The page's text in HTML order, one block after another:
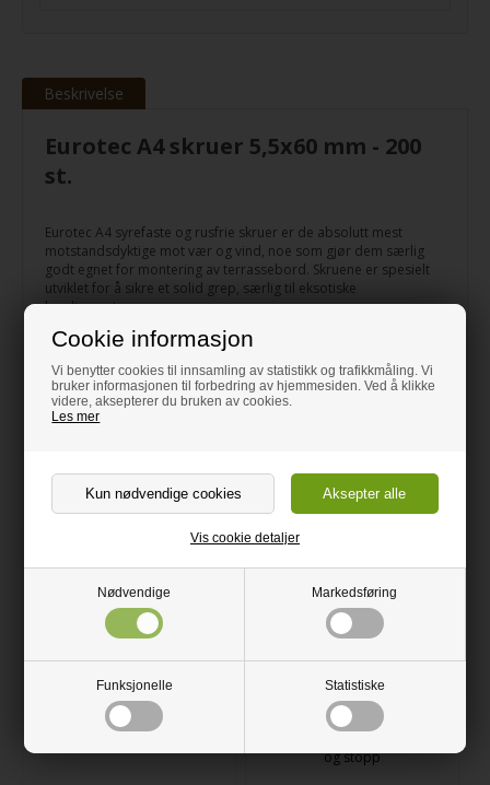
Cookie informasjon
Vi benytter cookies til innsamling av statistikk og trafikkmåling. Vi
bruker informasjonen til forbedring av hjemmesiden. Ved å klikke
videre, aksepterer du bruken av cookies.
Les mer
Nødvendige Markedsføring
Funksjonelle Statistiske
Vis cookie detaljer
Beskrivelse
Eurotec A4 skruer 5,5x60 mm - 200
st.
Eurotec A4 syrefaste og rusfrie skruer er de absolutt mest
motstandsdyktige mot vær og vind, noe som gjør dem særlig
godt egnet for montering av terrassebord. Skruene er spesielt
utviklet for å sikre et solid grep, særlig til eksotiske
hardtresorter.
Produkt:5,5 x 60 mm skrue
Materiale:
A4 syrefast, rustfri
Antall:200 stk.
Rekkeevne:Ca. 6 m2 (ca 30 skruer pr. m2)
Relaterte produkter
og stopp